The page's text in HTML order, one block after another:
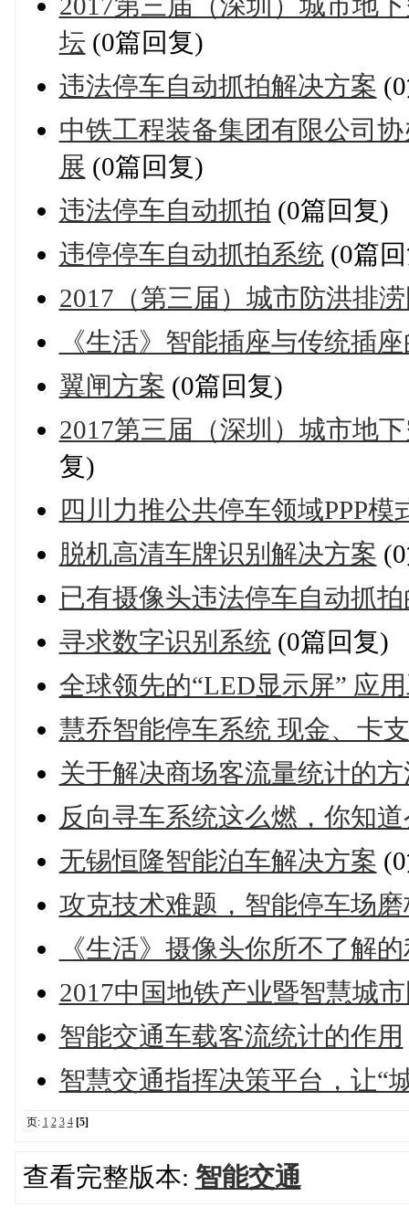
坛 (0篇回复)
违法停车自动抓拍解决方案
中铁工程装备集团有限公司
展 (0篇回复)
违法停车自动抓拍 (0篇回复)
违停停车自动抓拍系统(0篇
2017（第三届）城市防洪排
《生活》智能插座与传统插
翼闸方案 (0篇回复)
2017第三届（深圳）城市地
复)
四川力推公共停车领域PPP模
脱机高清车牌识别解决方案
已有摄像头违法停车自动抓
寻求数字识别系统(0篇回复)
全球领先的“LED显示屏” 应
慧乔智能停车系统 现金、卡
关于解决商场客流量统计的方
反向寻车系统这么燃，你知
无锡恒隆智能泊车解决方案
攻克技术难题，智能停车场
《生活》摄像头你所不了解
2017中国地铁产业暨智慧城
智能交通车载客流统计的作用
智慧交通指挥决策平台，让“
页: 1 2 3 4 [5]
查看完整版本: 智能交通